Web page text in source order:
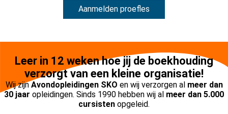
Aanmelden proefles
Leer in 12 weken hoe jij de boekhouding
verzorgt van een kleine organisatie!
Wij zijn Avondopleidingen SKO en wij verzorgen al meer dan
30 jaar opleidingen. Sinds 1990 hebben wij al meer dan 5.000
cursisten opgeleid.